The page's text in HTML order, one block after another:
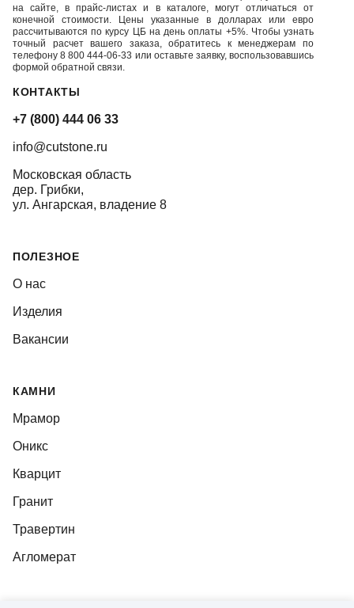
на сайте, в прайс-листах и в каталоге, могут отличаться от
конечной стоимости. Цены указанные в долларах или евро
рассчитываются по курсу ЦБ на день оплаты +5%. Чтобы узнать
точный расчет вашего заказа, обратитесь к менеджерам по
телефону 8 800 444-06-33 или оставьте заявку, воспользовавшись
формой обратной связи.
КОНТАКТЫ
+7 (800) 444 06 33
info@cutstone.ru
Московская область
дер. Грибки,
ул. Ангарская, владение 8
ПОЛЕЗНОЕ
О нас
Изделия
Вакансии
КАМНИ
Мрамор
Оникс
Кварцит
Гранит
Травертин
Агломерат